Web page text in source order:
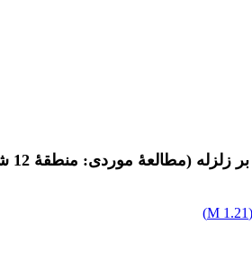
موردی: منطقۀ 12 شهر تهران)
1.21 M
)